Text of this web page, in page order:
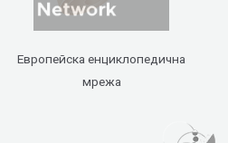
Европейска енциклопедична
мрежа